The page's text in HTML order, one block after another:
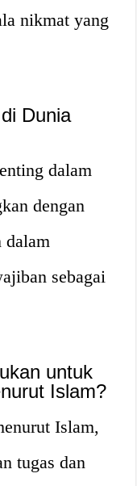
nikmat yang
Dunia
dalam
dengan
dalam
sebagai
untuk
Islam?
Islam,
tugas dan